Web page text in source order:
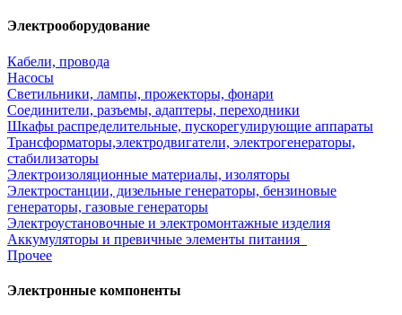
Электрооборудование
Кабели, провода
Насосы
Светильники, лампы, прожекторы, фонари
Соединители, разъемы, адаптеры, переходники
Шкафы распределительные, пускорегулирующие аппараты
Трансформаторы,электродвигатели, электрогенераторы,
стабилизаторы
Электроизоляционные материалы, изоляторы
Электростанции, дизельные генераторы, бензиновые
генераторы, газовые генераторы
Электроустановочные и электромонтажные изделия
Аккумуляторы и превичные элементы питания
Прочее
Электронные компоненты